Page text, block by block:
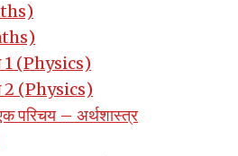
1 (Physics)
2 (Physics)
परिचय – अर्थशास्त्र